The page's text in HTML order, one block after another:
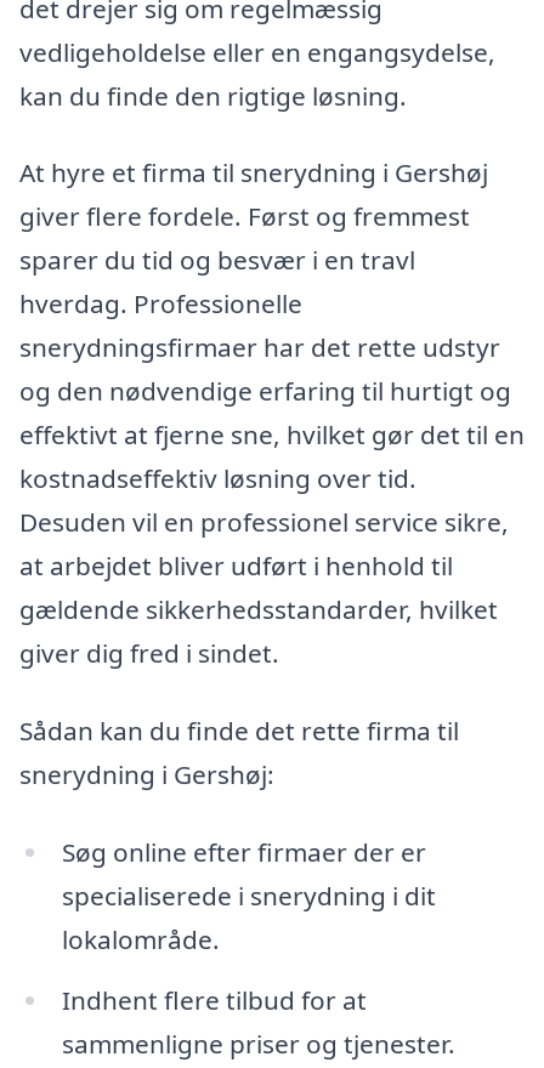
det drejer sig om regelmæssig
vedligeholdelse eller en engangsydelse,
kan du finde den rigtige løsning.
At hyre et firma til snerydning i Gershøj
giver flere fordele. Først og fremmest
sparer du tid og besvær i en travl
hverdag. Professionelle
snerydningsfirmaer har det rette udstyr
og den nødvendige erfaring til hurtigt og
effektivt at fjerne sne, hvilket gør det til en
kostnadseffektiv løsning over tid.
Desuden vil en professionel service sikre,
at arbejdet bliver udført i henhold til
gældende sikkerhedsstandarder, hvilket
giver dig fred i sindet.
Sådan kan du finde det rette firma til
snerydning i Gershøj:
Søg online efter firmaer der er
specialiserede i snerydning i dit
lokalområde.
Indhent flere tilbud for at
sammenligne priser og tjenester.